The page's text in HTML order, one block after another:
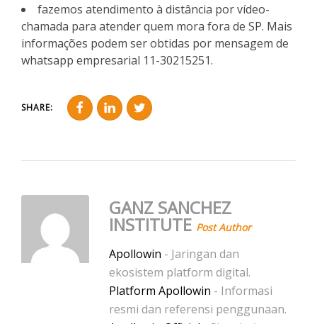
fazemos atendimento à distância por vídeo-
chamada para atender quem mora fora de SP. Mais
informações podem ser obtidas por mensagem de
whatsapp empresarial 11-30215251.
SHARE:
GANZ SANCHEZ
INSTITUTE Post Author
Apollowin - Jaringan dan
ekosistem platform digital.
Platform Apollowin - Informasi
resmi dan referensi penggunaan.